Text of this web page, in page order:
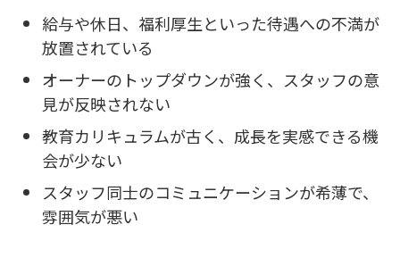
給与や休日、福利厚生といった待遇への不満が
放置されている
オーナーのトップダウンが強く、スタッフの意
見が反映されない
教育カリキュラムが古く、成長を実感できる機
会が少ない
スタッフ同士のコミュニケーションが希薄で、
雰囲気が悪い